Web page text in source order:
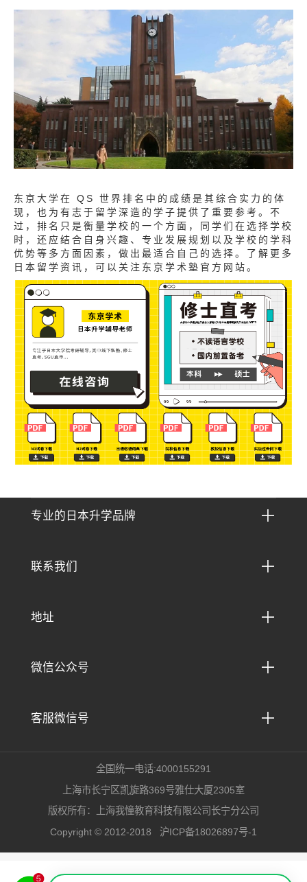
东京大学在 QS 世界排名中的成绩是其综合实力的体
现，也为有志于留学深造的学子提供了重要参考。不
过，排名只是衡量学校的一个方面，同学们在选择学校
时，还应结合自身兴趣、专业发展规划以及学校的学科
优势等多方面因素，做出最适合自己的选择。了解更多
日本留学资讯，可以关注东京学术塾官方网站。
专业的日本升学品牌 
联系我们 
地址 
微信公众号 
客服微信号 
全国统一电话:4000155291
上海市长宁区凯旋路369号雅仕大厦2305室
版权所有：上海我憧教育科技有限公司长宁分公司
Copyright © 2012-2018 沪ICP备18026897号-1